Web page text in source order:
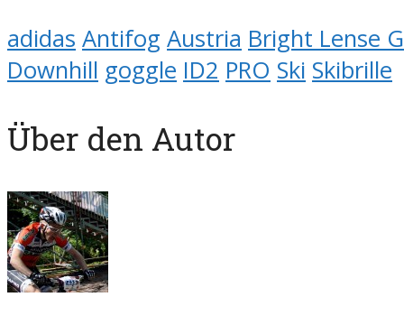
adidas Antifog Austria Bright Lense
Downhill goggle ID2 PRO Ski Skibrille
Über den Autor